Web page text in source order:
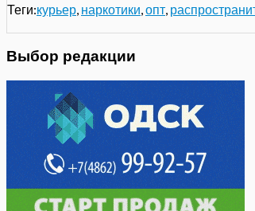
Теги:курьер наркотики опт
Выбор редакции